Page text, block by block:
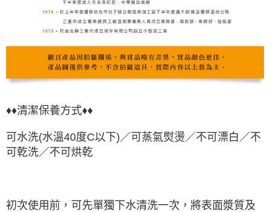
♦♦清潔保養方式♦♦
可水洗(水溫40度C以下)／可蒸氣熨燙／不可漂白／不
可乾洗／不可烘乾
初次使用前，可先單獨下水清洗一次，將表面漿質及